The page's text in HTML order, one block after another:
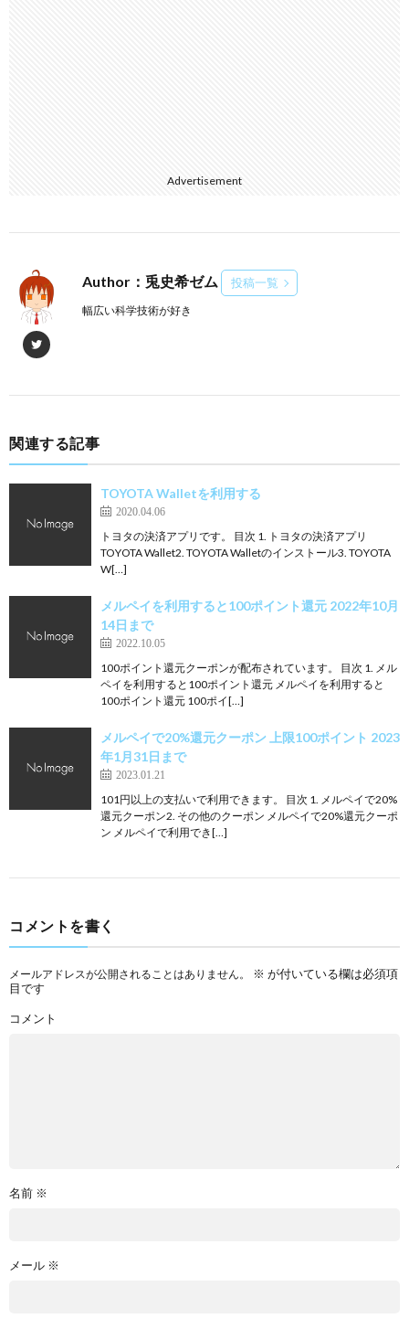
Advertisement
Author：兎史希ゼム 投稿一覧
幅広い科学技術が好き
関連する記事
TOYOTA Walletを利用する
2020.04.06
トヨタの決済アプリです。 目次 1. トヨタの決済アプリ
TOYOTA Wallet2. TOYOTA Walletのインストール3. TOYOTA
W[…]
メルペイを利用すると100ポイント還元 2022年10月
14日まで
2022.10.05
100ポイント還元クーポンが配布されています。 目次 1. メル
ペイを利用すると100ポイント還元 メルペイを利用すると
100ポイント還元 100ポイ[…]
メルペイで20%還元クーポン 上限100ポイント 2023
年1月31日まで
2023.01.21
101円以上の支払いで利用できます。 目次 1. メルペイで20%
還元クーポン2. その他のクーポン メルペイで20%還元クーポ
ン メルペイで利用でき[…]
コメントを書く
メールアドレスが公開されることはありません。 ※ が付いている欄は必須項
目です
コメント
名前 ※
メール ※